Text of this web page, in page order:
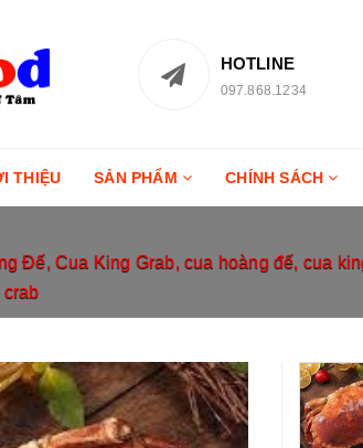
HOTLINE
097.868.1234
THIỆU SẢN PHẨM CHÍNH SÁCH
Đế, Cua King Grab, cua hoàng đế, cua